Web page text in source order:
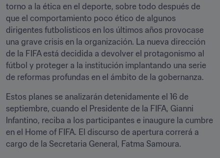
torno a la ética en el deporte, sobre todo después de
que el comportamiento poco ético de algunos
dirigentes futbolísticos en los últimos años provocase
una grave crisis en la organización. La nueva dirección
de la FIFA está decidida a devolver el protagonismo al
fútbol y proteger a la institución implantando una serie
de reformas profundas en el ámbito de la gobernanza.
Estos planes se analizarán detenidamente el 16 de
septiembre, cuando el Presidente de la FIFA, Gianni
Infantino, reciba a los participantes e inaugure la cumbre
en el Home of FIFA. El discurso de apertura correrá a
cargo de la Secretaria General, Fatma Samoura.